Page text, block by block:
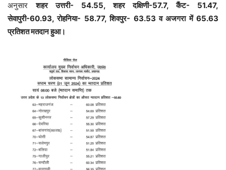
अनुसारशहर उत्तरी- 54.55,शहर दक्षिणी-57.7,कैंट- 51.47,
सेवापुरी-60.93,रोहनिया- 58.77,शिवपुर- 63.53 वअजगरा में 65.63
प्रतिशत मतदान हुआ।